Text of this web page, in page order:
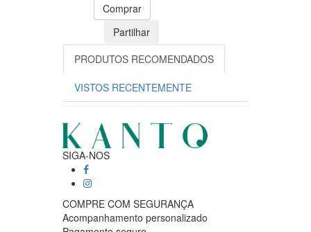
Comprar
Partilhar
PRODUTOS RECOMENDADOS
VISTOS RECENTEMENTE
SIGA-NOS
COMPRE COM SEGURANÇA
Acompanhamento personalizado